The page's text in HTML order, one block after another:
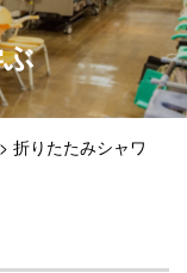
> 折りたたみシャワ